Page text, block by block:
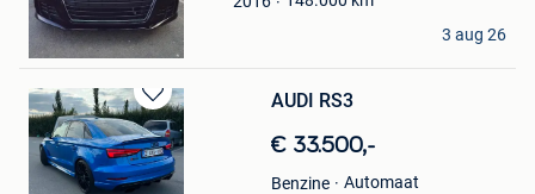
Br Ams
Brussel
3 aug 26
Bewaren
in
Mijn
Favorieten
AUDI RS3
€ 33.500,-
Benzine
Automaat